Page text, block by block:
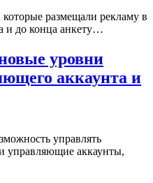
размещали рекламу в
и до конца анкету…
уровни
аккаунта и
управлять
управляющие аккаунты,